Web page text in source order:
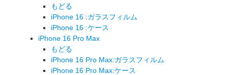
もどる
iPhone 16 :ガラスフィルム
iPhone 16 :ケース
iPhone 16 Pro Max
もどる
iPhone 16 Pro Max:ガラスフィルム
iPhone 16 Pro Max:ケース